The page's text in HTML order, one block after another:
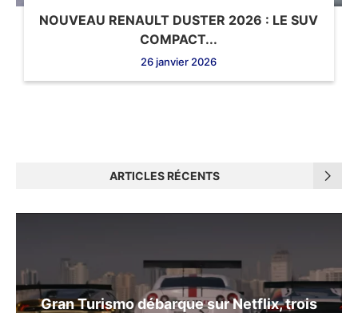
NOUVEAU RENAULT DUSTER 2026 : LE SUV
COMPACT...
26 janvier 2026
ARTICLES RÉCENTS
Gran Turismo débarque sur Netflix, trois